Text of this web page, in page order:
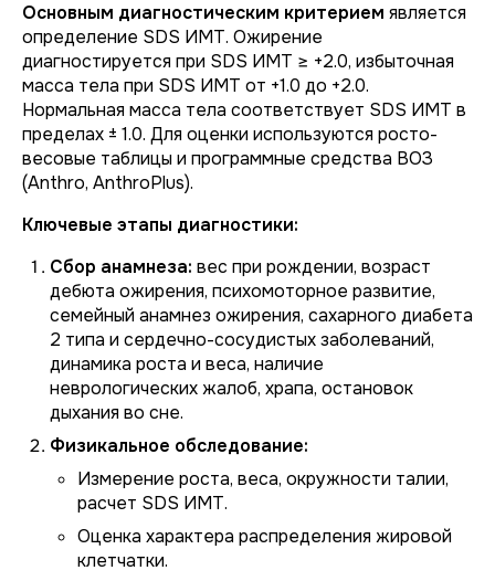
Основным диагностическим критерием является
определение SDS ИМТ. Ожирение
диагностируется при SDS ИМТ ≥ +2.0, избыточная
масса тела при SDS ИМТ от +1.0 до +2.0.
Нормальная масса тела соответствует SDS ИМТ в
пределах ± 1.0. Для оценки используются росто-
весовые таблицы и программные средства ВОЗ
(Anthro, AnthroPlus).
Ключевые этапы диагностики:
Сбор анамнеза: вес при рождении, возраст
дебюта ожирения, психомоторное развитие,
семейный анамнез ожирения, сахарного диабета
2 типа и сердечно-сосудистых заболеваний,
динамика роста и веса, наличие
неврологических жалоб, храпа, остановок
дыхания во сне.
Физикальное обследование:
Измерение роста, веса, окружности талии,
расчет SDS ИМТ.
Оценка характера распределения жировой
клетчатки.